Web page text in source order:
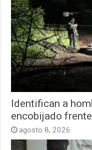
Identifican a
encobijado
agosto 8, 2026